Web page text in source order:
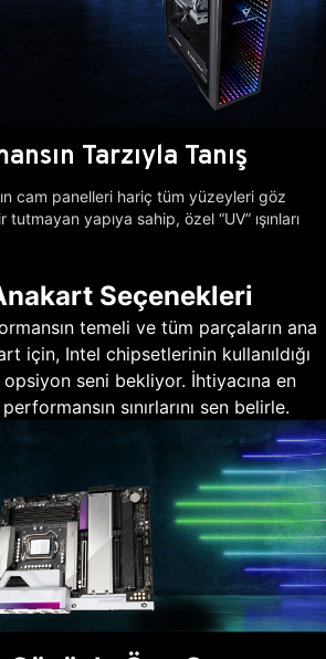
Tarzıyla Tanış
cam panelleri hariç tüm yüzeyleri göz
tutmayan yapıya sahip, özel “UV” ışınları
Seçenekleri
temeli ve tüm parçaların ana
için, Intel chipsetlerinin kullanıldığı
seni bekliyor. İhtiyacına en
sınırlarını sen belirle.